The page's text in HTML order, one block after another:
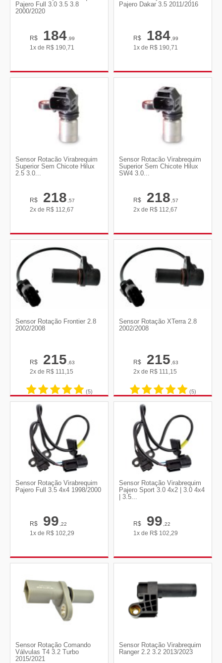
Pajero Full 3.0 3.5 3.8
2000/2020
R$ 184,99
1x de R$ 190,71
Pajero Dakar 3.5 2011/2016
R$ 184,99
1x de R$ 190,71
Sensor Rotacão Virabrequim
Superior Sem Chicote Hilux
2.5 3.0...
R$ 218,57
2x de R$ 112,67
Sensor Rotacão Virabrequim
Superior Sem Chicote Hilux
SW4 3.0...
R$ 218,57
2x de R$ 112,67
Sensor Rotação Frontier 2.8
2002/2008
R$ 215,63
2x de R$ 111,15
(5)
Sensor Rotação XTerra 2.8
2002/2008
R$ 215,63
2x de R$ 111,15
(5)
Sensor Rotação Virabrequim
Pajero Full 3.5 4x4 1998/2000
R$ 99,22
1x de R$ 102,29
Sensor Rotação Virabrequim
Pajero Sport 3.0 4x2 | 3.0 4x4
| 3.5...
R$ 99,22
1x de R$ 102,29
Sensor Rotação Comando
Válvulas T4 3.2 Turbo
2015/2021
Sensor Rotação Virabrequim
Ranger 2.2 3.2 2013/2023